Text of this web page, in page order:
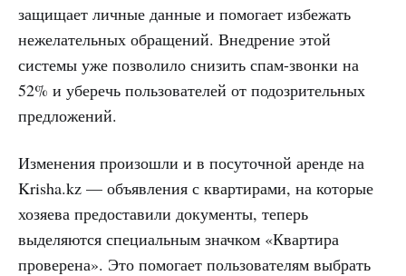
защищает личные данные и помогает избежать
нежелательных обращений. Внедрение этой
системы уже позволило снизить спам-звонки на
52% и уберечь пользователей от подозрительных
предложений.
Изменения произошли и в посуточной аренде на
Krisha.kz — объявления с квартирами, на которые
хозяева предоставили документы, теперь
выделяются специальным значком «Квартира
проверена». Это помогает пользователям выбрать